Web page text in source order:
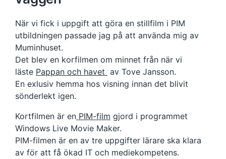
När vi fick i uppgift att göra en stillfilm i PIM
utbildningen passade jag på att använda mig av
Muminhuset.
Det blev en korfilmen om minnet från när vi
läste Pappan och havet av Tove Jansson.
En exlusiv hemma hos visning innan det blivit
sönderlekt igen.
Kortfilmen är en PIM-film gjord i programmet
Windows Live Movie Maker.
PIM-filmen är en av tre uppgifter lärare ska klara
av för att få ökad IT och mediekompetens.